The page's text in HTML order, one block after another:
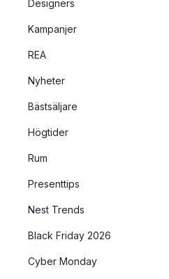
Designers
Kampanjer
REA
Nyheter
Bästsäljare
Högtider
Rum
Presenttips
Nest Trends
Black Friday 2026
Cyber Monday